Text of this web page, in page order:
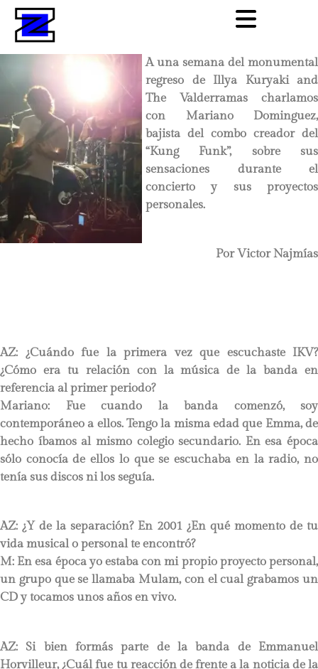
A una semana del monumental
regreso de Illya Kuryaki and
The Valderramas charlamos
con Mariano Dominguez,
bajista del combo creador del
“Kung Funk”, sobre sus
sensaciones durante el
concierto y sus proyectos
personales.
Por Victor Najmías
AZ: ¿Cuándo fue la primera vez que escuchaste IKV?
¿Cómo era tu relación con la música de la banda en
referencia al primer periodo?
Mariano: Fue cuando la banda comenzó, soy
contemporáneo a ellos. Tengo la misma edad que Emma, de
hecho íbamos al mismo colegio secundario. En esa época
sólo conocía de ellos lo que se escuchaba en la radio, no
tenía sus discos ni los seguía.
AZ: ¿Y de la separación? En 2001 ¿En qué momento de tu
vida musical o personal te encontró?
M: En esa época yo estaba con mi propio proyecto personal,
un grupo que se llamaba Mulam, con el cual grabamos un
CD y tocamos unos años en vivo.
AZ: Si bien formás parte de la banda de Emmanuel
Horvilleur, ¿Cuál fue tu reacción de frente a la noticia de la